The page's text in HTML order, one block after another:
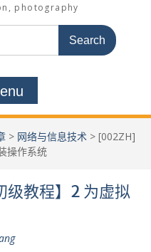
photography
> 网络与信息技术 > [002ZH]
操作系统
教程】2 为虚拟